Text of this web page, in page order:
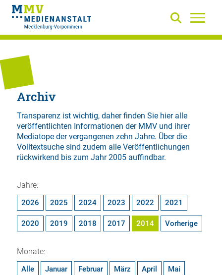
Archiv
Transparenz ist wichtig, daher finden Sie hier alle
veröffentlichten Informationen der MMV und ihrer
Mediatope der vergangenen zehn Jahre. Über die
Volltextsuchesind zudem alle Veröffentlichungen
rückwirkend bis zum Jahr 2005 auffindbar.
Jahre:
2026 2025 2024 2023 2022 2021
2020 2019 2018 2017 2014 Vorherige
Monate:
Alle Januar Februar März April Mai